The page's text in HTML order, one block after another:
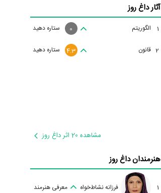
آثار داغ روز
1 الگوریتم ستاره دهید 0
2 قانون ستاره دهید 4.3
مشاهده 20 اثر داغ روز
هنرمندان داغ روز
1 فرزانه نشاط‌خواه معرفی هنرمند